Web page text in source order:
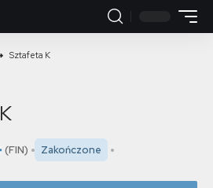
Sztafeta K
K
(FIN) Zakończone